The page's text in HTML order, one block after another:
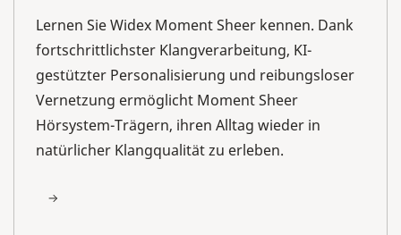
Lernen Sie Widex Moment Sheer kennen. Dank
fortschrittlichster Klangverarbeitung, KI-
gestützter Personalisierung und reibungsloser
Vernetzung ermöglicht Moment Sheer
Hörsystem-Trägern, ihren Alltag wieder in
natürlicher Klangqualität zu erleben.